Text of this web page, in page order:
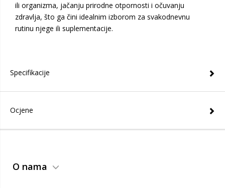
ili organizma, jačanju prirodne otpornosti i očuvanju
zdravlja, što ga čini idealnim izborom za svakodnevnu
rutinu njege ili suplementacije.
Specifikacije
Ocjene
O nama